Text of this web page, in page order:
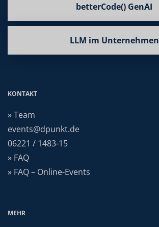
betterCode() GenAI
LLM im Unternehmen
KONTAKT
» Team
events@dpunkt.de
06221 / 1483-15
» FAQ
» FAQ – Online-Events
MEHR